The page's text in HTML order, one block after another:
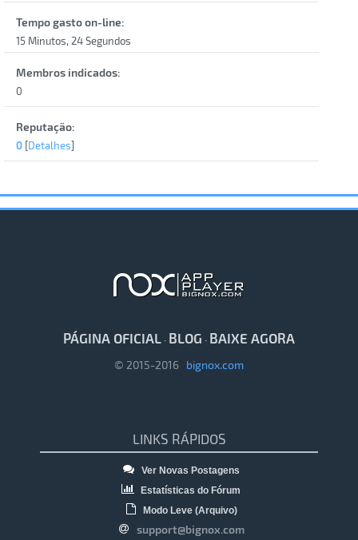
Tempo gasto on-line:
15 Minutos, 24 Segundos
Membros indicados:
0
Reputação:
0 [Detalhes]
PÁGINA OFICIAL · BLOG · BAIXE AGORA
© 2015-2016 bignox.com
LINKS RÁPIDOS
Ver Novas Postagens
Estatísticas do Fórum
Modo Leve (Arquivo)
support@bignox.com